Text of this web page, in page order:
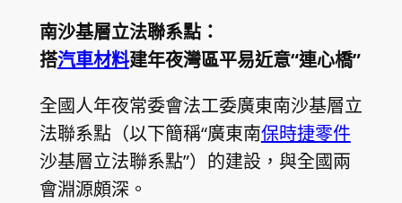
南沙基層立法聯系點：
搭汽車材料建年夜灣區平易近意“連心橋”
全國人年夜常委會法工委廣東南沙基層立
法聯系點（以下簡稱“廣東南保時捷零件
沙基層立法聯系點”）的建設，與全國兩
會淵源頗深。